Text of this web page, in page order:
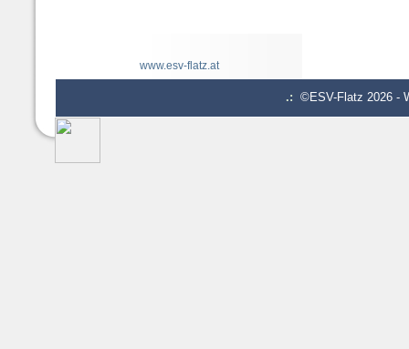
www.esv-flatz.at
.: ©ESV-Flatz 2026 -